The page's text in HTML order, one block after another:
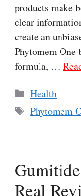
products make
clear
create an
Phytomem
formula, …
Categories
Health
Tags
Phytomem
Real